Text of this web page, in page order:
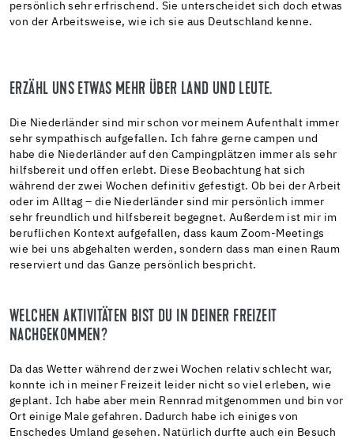
persönlich sehr erfrischend. Sie unterscheidet sich doch etwas
von der Arbeitsweise, wie ich sie aus Deutschland kenne.
ERZÄHL UNS ETWAS MEHR ÜBER LAND UND LEUTE.
Die Niederländer sind mir schon vor meinem Aufenthalt immer
sehr sympathisch aufgefallen. Ich fahre gerne campen und
habe die Niederländer auf den Campingplätzen immer als sehr
hilfsbereit und offen erlebt. Diese Beobachtung hat sich
während der zwei Wochen definitiv gefestigt. Ob bei der Arbeit
oder im Alltag – die Niederländer sind mir persönlich immer
sehr freundlich und hilfsbereit begegnet. Außerdem ist mir im
beruflichen Kontext aufgefallen, dass kaum Zoom-Meetings
wie bei uns abgehalten werden, sondern dass man einen Raum
reserviert und das Ganze persönlich bespricht.
WELCHEN AKTIVITÄTEN BIST DU IN DEINER FREIZEIT
NACHGEKOMMEN?
Da das Wetter während der zwei Wochen relativ schlecht war,
konnte ich in meiner Freizeit leider nicht so viel erleben, wie
geplant. Ich habe aber mein Rennrad mitgenommen und bin vor
Ort einige Male gefahren. Dadurch habe ich einiges von
Enschedes Umland gesehen. Natürlich durfte auch ein Besuch